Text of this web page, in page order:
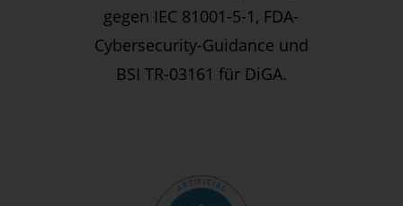
gegen IEC 81001-5-1, FDA-
Cybersecurity-Guidance und
BSI TR-03161 für DiGA.